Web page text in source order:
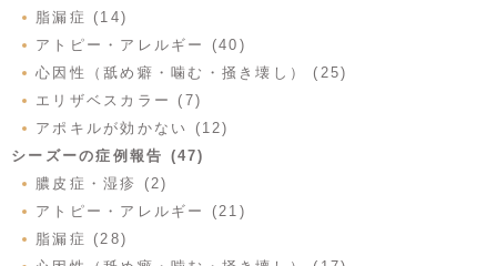
脂漏症 (14)
アトピー・アレルギー (40)
心因性（舐め癖・噛む・掻き壊し） (25)
エリザベスカラー (7)
アポキルが効かない (12)
シーズーの症例報告 (47)
膿皮症・湿疹 (2)
アトピー・アレルギー (21)
脂漏症 (28)